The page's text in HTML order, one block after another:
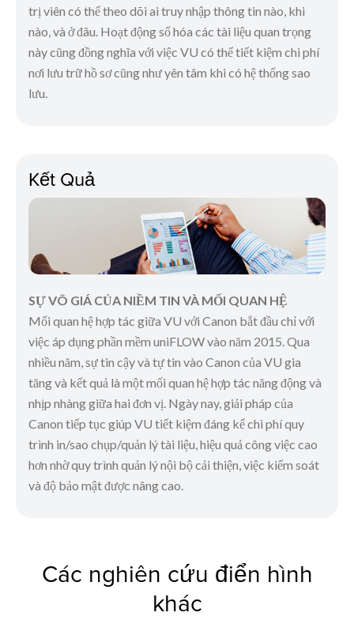
trị viên có thể theo dõi ai truy nhập thông tin nào, khi
nào, và ở đâu. Hoạt động số hóa các tài liệu quan trọng
này cũng đồng nghĩa với việc VU có thể tiết kiệm chi phí
nơi lưu trữ hồ sơ cũng như yên tâm khi có hệ thống sao
lưu.
Kết Quả
SỰ VÔ GIÁ CỦA NIỀM TIN VÀ MỐI QUAN HỆ
Mối quan hệ hợp tác giữa VU với Canon bắt đầu chỉ với
việc áp dụng phần mềm uniFLOW vào năm 2015. Qua
nhiều năm, sự tin cậy và tự tin vào Canon của VU gia
tăng và kết quả là một mối quan hệ hợp tác năng động và
nhịp nhàng giữa hai đơn vị. Ngày nay, giải pháp của
Canon tiếp tục giúp VU tiết kiệm đáng kể chi phí quy
trình in/sao chụp/quản lý tài liệu, hiệu quả công việc cao
hơn nhờ quy trình quản lý nội bộ cải thiện, việc kiểm soát
và độ bảo mật được nâng cao.
Các nghiên cứu điển hình
khác